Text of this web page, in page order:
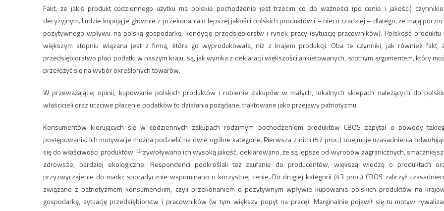
Fakt, że jakiś produkt codziennego użytku ma polskie pochodzenie jest trzecim co do ważności (po cenie i jakości)
decyzyjnym. Ludzie kupują je głównie z przekonania o lepszej jakości polskich produktów i – nieco rzadziej – dlatego, że mają
pozytywnego wpływu na polską gospodarkę, kondycję przedsiębiorstw i rynek pracy (sytuację pracowników). Polskość produktu
większym stopniu wiązana jest z firmą, która go wyprodukowała, niż z krajem produkcji. Oba te czynniki, jak również fakt,
przedsiębiorstwo płaci podatki w naszym kraju, są, jak wynika z deklaracji większości ankietowanych, istotnym argumentem, który
przełożyć się na wybór określonych towarów.
W przeważającej opinii, kupowanie polskich produktów i robienie zakupów w małych, lokalnych sklepach należących do
właścicieli oraz uczciwe płacenie podatków to działania pożądane, traktowane jako przejawy patriotyzmu.
Konsumentów kierujących się w codziennych zakupach rodzimym pochodzeniem produktów CBOS zapytał o powody
postępowania. Ich motywacje można podzielić na dwie ogólne kategorie. Pierwsza z nich (57 proc.) obejmuje uzasadnienia
się do właściwości produktów. Przywoływano ich wysoką jakość, deklarowano, że są lepsze od wyrobów zagranicznych,
zdrowsze, bardziej ekologiczne. Respondenci podkreślali też zaufanie do producentów, większą wiedzę o produktach
przyzwyczajenie do marki; sporadycznie wspominano o korzystnej cenie. Do drugiej kategorii (43 proc.) CBOS zaliczył
związane z patriotyzmem konsumenckim, czyli przekonaniem o pozytywnym wpływie kupowania polskich produktów na
gospodarkę, sytuację przedsiębiorstw i pracowników (w tym większy popyt na pracę). Marginalnie pojawił się tu motyw